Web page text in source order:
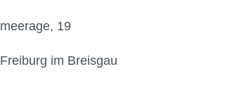
meerage, 19
Freiburg im Breisgau